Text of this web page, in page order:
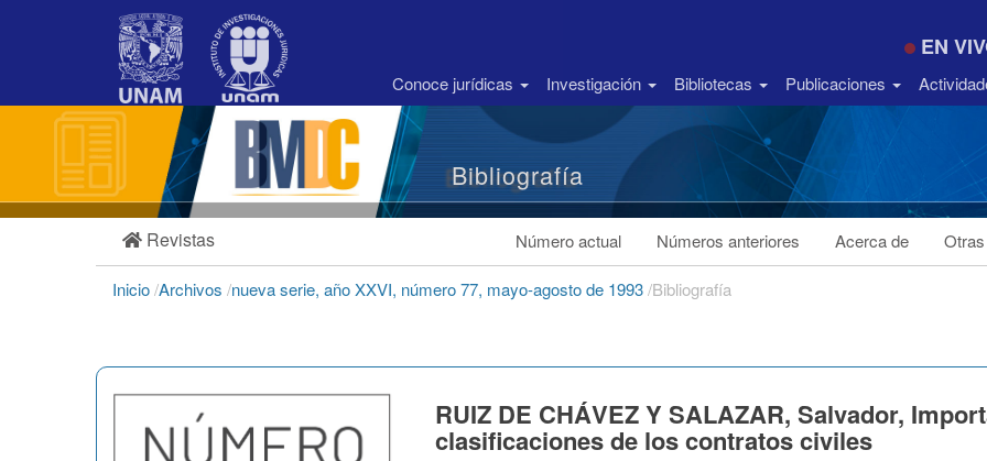
Barra
EN
Conoce jurídicas Investigación Bibliotecas Publicaciones
Bibliografía
Revistas Número actual Números anteriores Acerca de
Inicio/Archivos /nueva serie, año XXVI, número 77, mayo-agosto de 1993/Bibliografía
RUIZ DE CHÁVEZ Y SALAZAR, Salvador,
clasificaciones de los contratos civiles